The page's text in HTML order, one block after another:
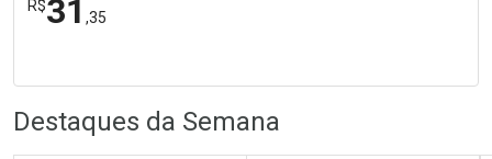
R$31 ,35
Laboratório
Destaques da Semana